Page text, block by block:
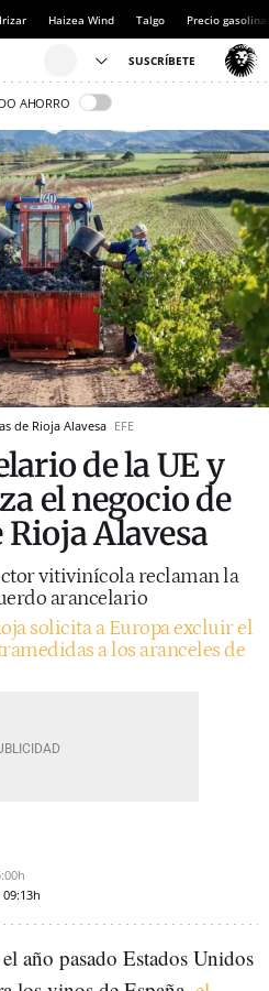
Irizar Haizea Wind Talgo Precio gasolina
AHORRO
de Rioja Alavesa EFE
de la UE y
el negocio de
Rioja Alavesa
vitivinícola reclaman la
arancelario
solicita a Europa excluir el
a los aranceles de
09:13h
año pasado Estados Unidos